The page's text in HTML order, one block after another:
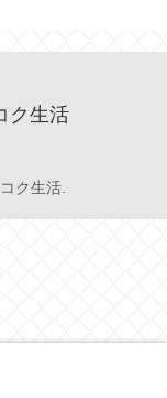
ク生活
ク生活.